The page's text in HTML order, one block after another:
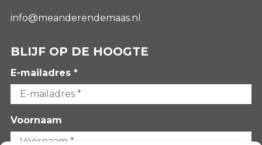
info@meanderendemaas.nl
BLIJF OP DE HOOGTE
E-mailadres *
Voornaam